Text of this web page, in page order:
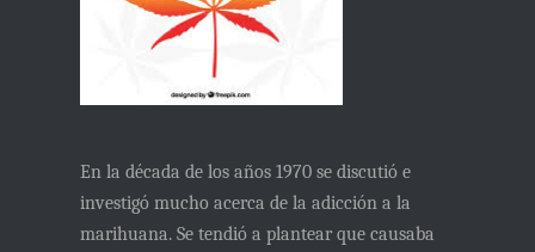
En la década de los años 1970 se discutió e
investigó mucho acerca de la adicción a la
marihuana. Se tendió a plantear que causaba